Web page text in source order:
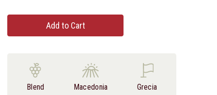
Add to Cart
Blend Macedonia Grecia